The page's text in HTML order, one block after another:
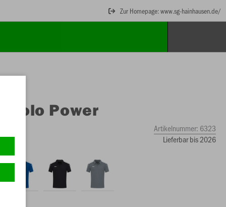
Zur Homepage: www.sg-hainhausen.de/
Polo Power
Artikelnummer: 6323
Lieferbar bis 2026